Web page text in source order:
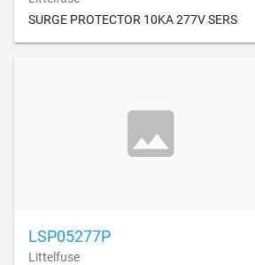
SURGE PROTECTOR 10KA 277V SERS
LSP05277P
Littelfuse